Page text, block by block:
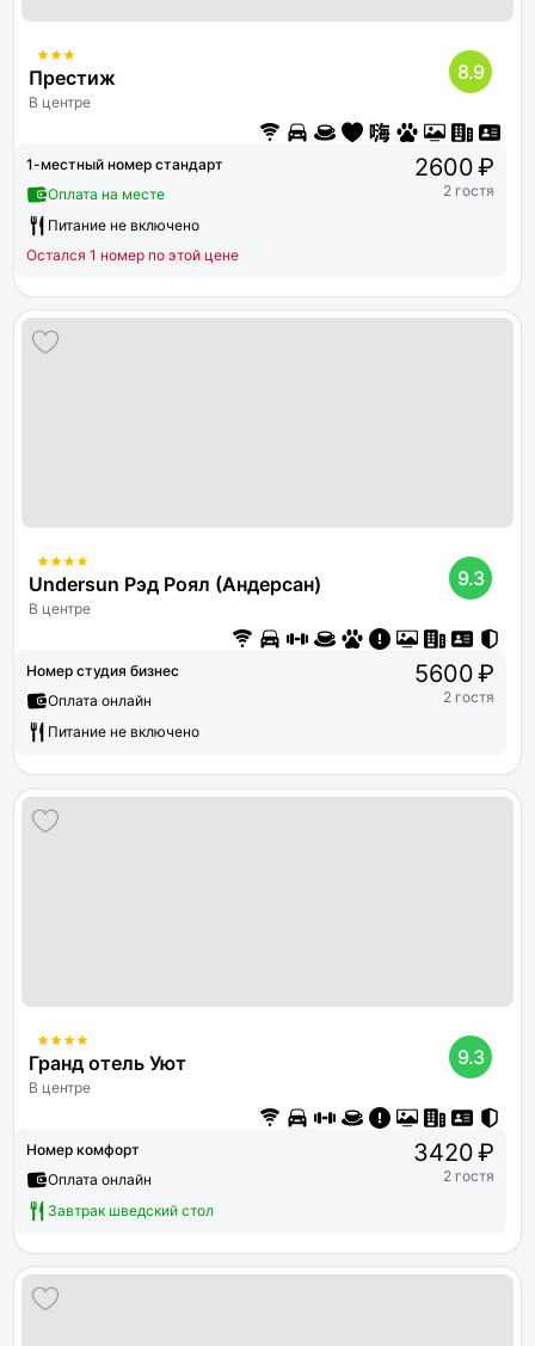
Престиж
В центре
8.9
1-местный номер стандарт
Оплата на месте
Питание не включено
Остался 1 номер по этой цене
2600 ₽
2 гостя
Undersun Рэд Роял (Андерсан)
В центре
9.3
Номер студия бизнес
Оплата онлайн
Питание не включено
5600 ₽
2 гостя
Гранд отель Уют
В центре
9.3
Номер комфорт
Оплата онлайн
Завтрак шведский стол
3420 ₽
2 гостя